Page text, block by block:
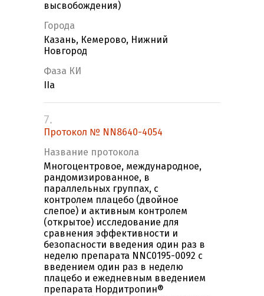
высвобождения)
Города
Казань, Кемерово, Нижний
Новгород
Фаза КИ
IIa
7.
Протокол № NN8640-4054
Название протокола
Многоцентровое, международное,
рандомизированное, в
параллельных группах, с
контролем плацебо (двойное
слепое) и активным контролем
(открытое) исследование для
сравнения эффективности и
безопасности введения один раз в
неделю препарата NNC0195-0092 с
введением один раз в неделю
плацебо и ежедневным введением
препарата Нордитропин®